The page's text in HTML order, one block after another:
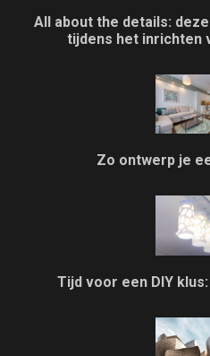
All about the details:
tijdens het inrichten
Zo ontwerp je
Tijd voor een DIY